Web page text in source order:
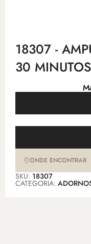
18307 -
30 MINUTOS
ONDE ENCONTRAR
SKU: 18307
CATEGORIA: